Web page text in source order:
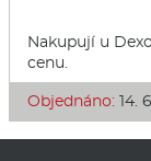
Nakupují u
cenu.
Objednáno: 14.